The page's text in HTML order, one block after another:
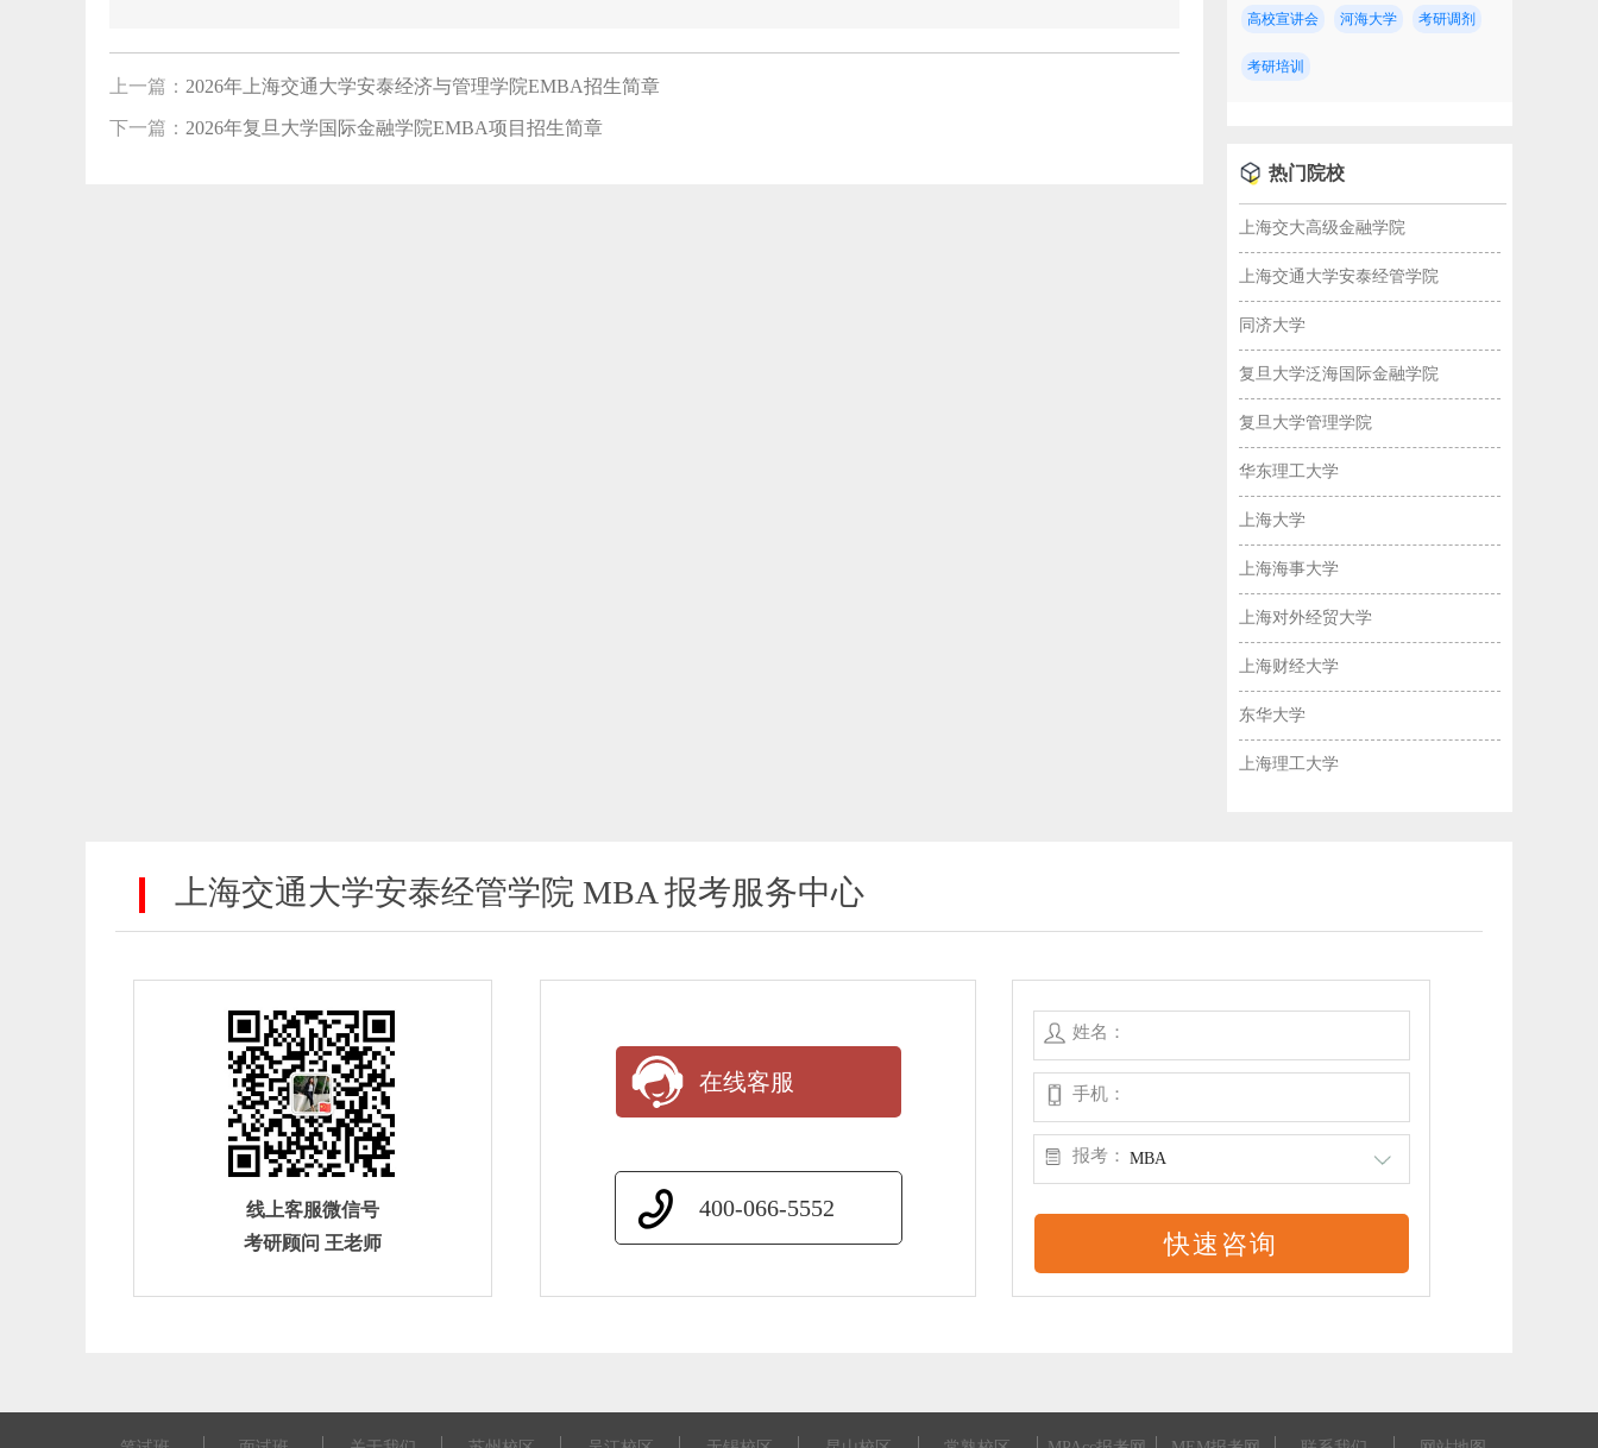
上一篇： 2026年上海交通大学安泰经济与管理学院EMBA招生简章
下一篇： 2026年复旦大学国际金融学院EMBA项目招生简章
高校宣讲会 河海大学 考研调剂
考研培训
热门院校
上海交大高级金融学院
上海交通大学安泰经管学院
同济大学
复旦大学泛海国际金融学院
复旦大学管理学院
华东理工大学
上海大学
上海海事大学
上海对外经贸大学
上海财经大学
东华大学
上海理工大学
上海交通大学安泰经管学院 MBA 报考服务中心
线上客服微信号
考研顾问 王老师
在线客服
400-066-5552
姓名：
手机：
报考： MBA